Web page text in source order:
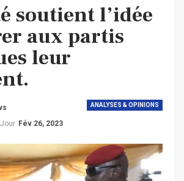
soutient l’idée
aux partis
leur
ANALYSES & OPINIONS
Fév 26, 2023